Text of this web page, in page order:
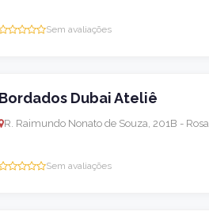
Sem avaliações
Bordados Dubai Ateliê
R. Raimundo Nonato de Souza, 201B -
Sem avaliações